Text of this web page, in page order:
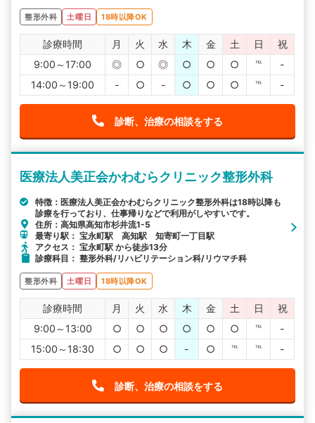
整形外科 土曜日 18時以降OK
診療時間 月 火 水 木 金 土 日
祝
9:00～17:00
◎ ○ ◎ ○ ○ ○ ℡
-
14:00～19:00
- ○ - ○ ○ ○ ℡ -
診断、治療の相談をする
医療法人美正会かわむらクリニック整形外科
特徴：医療法人美正会かわむらクリニック整形外科は18時以降も
診療を行っており、仕事帰りなどで利用がしやすいです。
住所：高知県高知市杉井流1-5
最寄り駅： 宝永町駅 高知駅 知寄町一丁目駅
アクセス： 宝永町駅 から徒歩13分
診療科目： 整形外科/リハビリテーション科/リウマチ科
整形外科 土曜日 18時以降OK
診療時間 月 火 水 木 金 土 日
祝
9:00～13:00
○ ○ ○ ○ ○ ○ ℡
-
15:00～18:30
○ ○ ○ - ○ ℡ ℡ -
診断、治療の相談をする